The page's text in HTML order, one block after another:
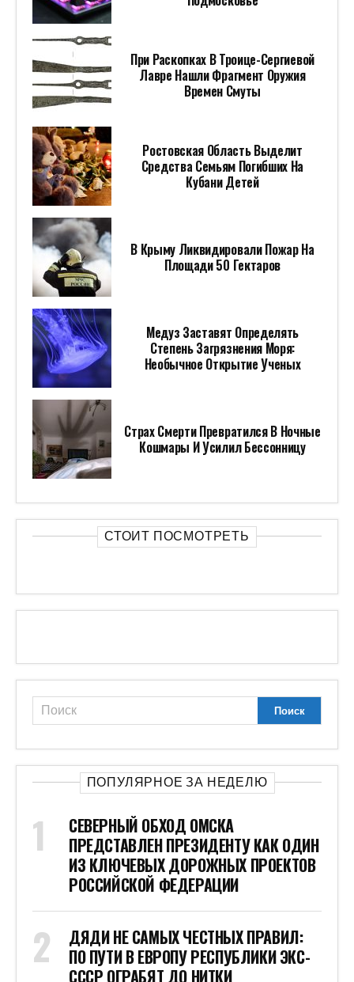
При Раскопках В Троице-Сергиевой
Лавре Нашли Фрагмент Оружия
Времен Смуты
Ростовская Область Выделит
Средства Семьям Погибших На
Кубани Детей
В Крыму Ликвидировали Пожар На
Площади 50 Гектаров
Медуз Заставят Определять
Степень Загрязнения Моря:
Необычное Открытие Ученых
Страх Смерти Превратился В Ночные
Кошмары И Усилил Бессонницу
СТОИТ ПОСМОТРЕТЬ
ПОПУЛЯРНОЕ ЗА НЕДЕЛЮ
СЕВЕРНЫЙ ОБХОД ОМСКА
ПРЕДСТАВЛЕН ПРЕЗИДЕНТУ КАК ОДИН
ИЗ КЛЮЧЕВЫХ ДОРОЖНЫХ ПРОЕКТОВ
РОССИЙСКОЙ ФЕДЕРАЦИИ
ДЯДИ НЕ САМЫХ ЧЕСТНЫХ ПРАВИЛ:
ПО ПУТИ В ЕВРОПУ РЕСПУБЛИКИ ЭКС-
СССР ОГРАБЯТ ДО НИТКИ